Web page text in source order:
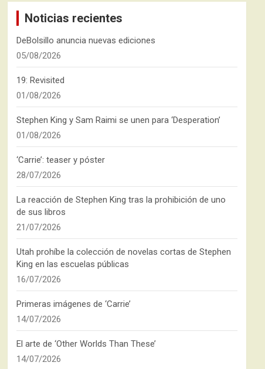
Noticias recientes
DeBolsillo anuncia nuevas ediciones
05/08/2026
19: Revisited
01/08/2026
Stephen King y Sam Raimi se unen para ‘Desperation’
01/08/2026
‘Carrie’: teaser y póster
28/07/2026
La reacción de Stephen King tras la prohibición de uno
de sus libros
21/07/2026
Utah prohíbe la colección de novelas cortas de Stephen
King en las escuelas públicas
16/07/2026
Primeras imágenes de ‘Carrie’
14/07/2026
El arte de ‘Other Worlds Than These’
14/07/2026